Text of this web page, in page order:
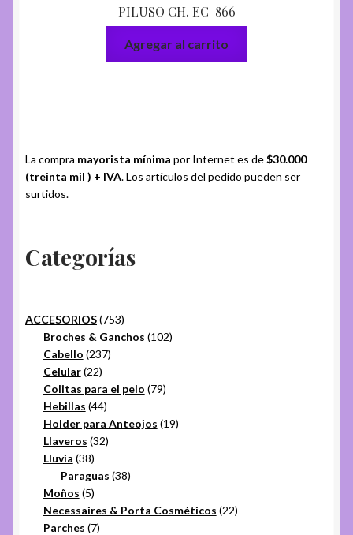
PILUSO CH. EC-866
Agregar al carrito
La compra mayorista mínima por Internet es de$30.000
(treinta mil ) + IVA. Los artículos del pedido pueden ser
surtidos.
Categorías
ACCESORIOS 753753
productos
Broches & Ganchos 102102
Cabello 237237
Celular 2222
productos
Colitas para el pelo 7979
Hebillas 4444
productos
Holder para Anteojos 1919
Llaveros 3232
Lluvia 3838
productos
Paraguas 3838
Moños 55
productos
Necessaires & Porta Cosméticos 2222
Parches 77